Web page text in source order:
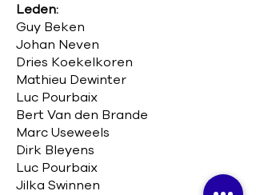
Leden:
Guy Beken
Johan Neven
Dries Koekelkoren
Mathieu Dewinter
Luc Pourbaix
Bert Van den Brande
Marc Useweels
Dirk Bleyens
Luc Pourbaix
​Jilka Swinnen